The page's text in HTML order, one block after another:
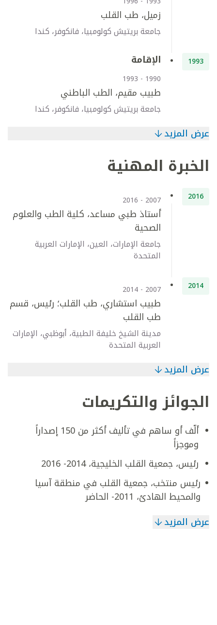
زميل، طب القلب
جامعة بريتيش كولومبيا، فانكوفر، كندا
1993 الإقامة
1990 - 1993
طبيب مقيم، الطب الباطني
جامعة بريتيش كولومبيا، فانكوفر، كندا
عرض المزيد
الخبرة المهنية
2016
2007 - 2016
أستاذ طبي مساعد، كلية الطب والعلوم
الصحية
جامعة الإمارات، العين، الإمارات العربية
المتحدة
2014
2007 - 2014
طبيب استشاري، طب القلب؛ رئيس، قسم
طب القلب
مدينة الشيخ خليفة الطبية، أبوظبي، الإمارات
العربية المتحدة
عرض المزيد
الجوائز والتكريمات
ألّف أو ساهم في تأليف أكثر من 150 إصداراً
وموجزاً
رئيس، جمعية القلب الخليجية، 2014- 2016
رئيس منتخب، جمعية القلب في منطقة آسيا
والمحيط الهادئ، 2011- الحاضر
عرض المزيد